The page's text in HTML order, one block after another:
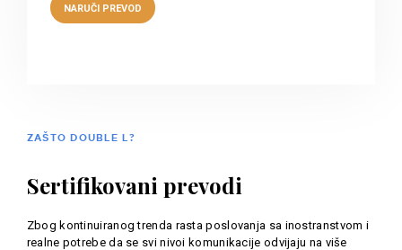
ZAŠTO DOUBLE L?
Sertifikovani prevodi
Zbog kontinuiranog trenda rasta poslovanja sa inostranstvom i
realne potrebe da se svi nivoi komunikacije odvijaju na više